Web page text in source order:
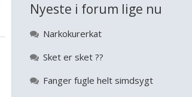
Nyeste i forum lige nu
Narkokurerkat
Sket er sket ??
Fanger fugle helt simdsygt